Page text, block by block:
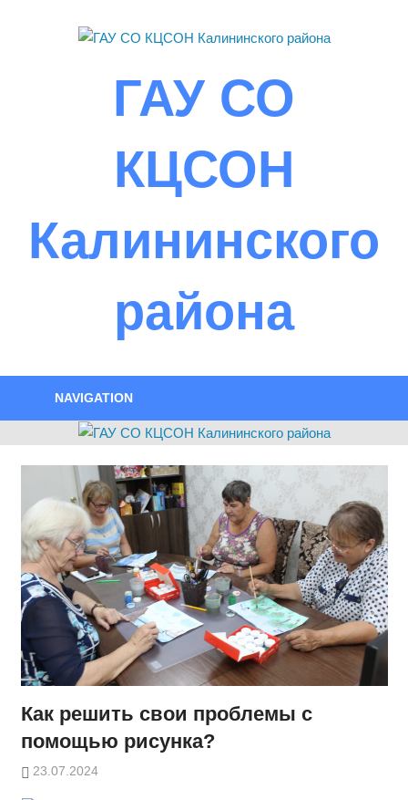
ГАУ СО
КЦСОН
Калининского
района
NAVIGATION
Как решить свои проблемы с
помощью рисунка?
23.07.2024